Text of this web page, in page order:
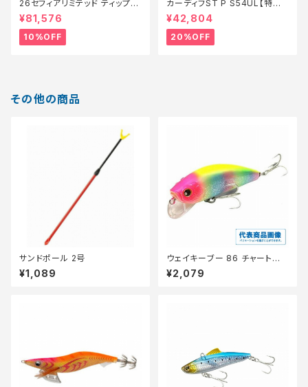
26セフィアリミテッド ティップエ
ギング S63ML+S【継続セール_
ロッド】【10】
¥81,576
10%OFF
カーディフST P S54UL【特価
ロッド】【20】
¥42,804
20%OFF
その他の商品
サンドポール 2号
¥1,089
ウェイキーブー 86 チャートヘッ
ドボラ
¥2,079